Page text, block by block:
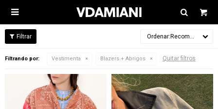

Recomendados
Filtrando por: Vestimenta Blazers + Abrigos Quitar filtros